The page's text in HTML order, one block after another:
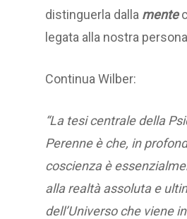
distinguerla dalla mente
legata alla nostra
Continua Wilber:
“La tesi centrale della
Perenne è che, in
coscienza è
alla realtà assoluta e
dell’Universo che viene